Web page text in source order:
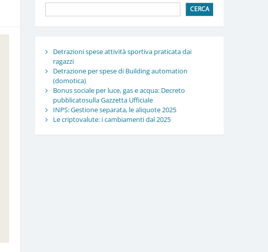
CERCA
Detrazioni spese attività sportiva praticata dai
ragazzi
Detrazione per spese di Building automation
(domotica)
Bonus sociale per luce, gas e acqua: Decreto
pubblicatosulla Gazzetta Ufficiale
INPS: Gestione separata, le aliquote 2025
Le criptovalute: i cambiamenti dal 2025